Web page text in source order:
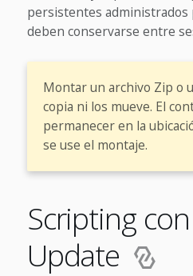
persistentes administrados
deben conservarse entre
Montar un archivo Zip o
copia ni los mueve. El
permanecer en la
se use el montaje.
Scripting
Update